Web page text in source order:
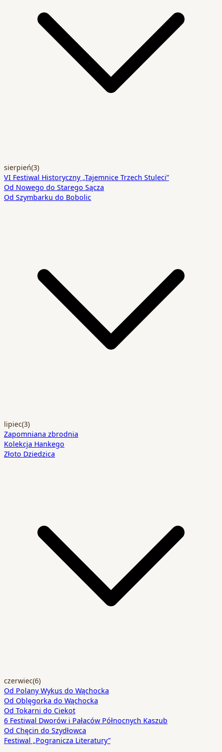
sierpień(3)
VI Festiwal Historyczny „Tajemnice Trzech Stuleci”
Od Nowego do Starego Sącza
Od Szymbarku do Bobolic
lipiec(3)
Zapomniana zbrodnia
Kolekcja Hankego
Złoto Dziedzica
czerwiec(6)
Od Polany Wykus do Wąchocka
Od Oblęgorka do Wąchocka
Od Tokarni do Ciekot
6 Festiwal Dworów i Pałaców Północnych Kaszub
Od Chęcin do Szydłowca
Festiwal „Pogranicza Literatury”